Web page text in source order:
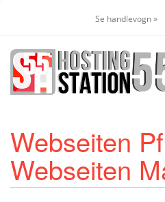
Se handlevogn »
Webseiten
Webseiten